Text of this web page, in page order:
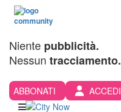
Niente pubblicità.
Nessun tracciamento.
ABBONATI ACCEDI